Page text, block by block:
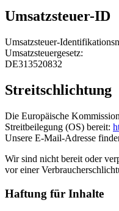
Umsatzsteuer-ID
Umsatzsteuer-
Umsatzsteuergesetz:
DE313520832
Streitschlichtung
Die Europäische
Streitbeilegung (OS) bereit:
Unsere E-Mail-Adresse
Wir sind nicht bereit oder
vor einer
Haftung für Inhalte